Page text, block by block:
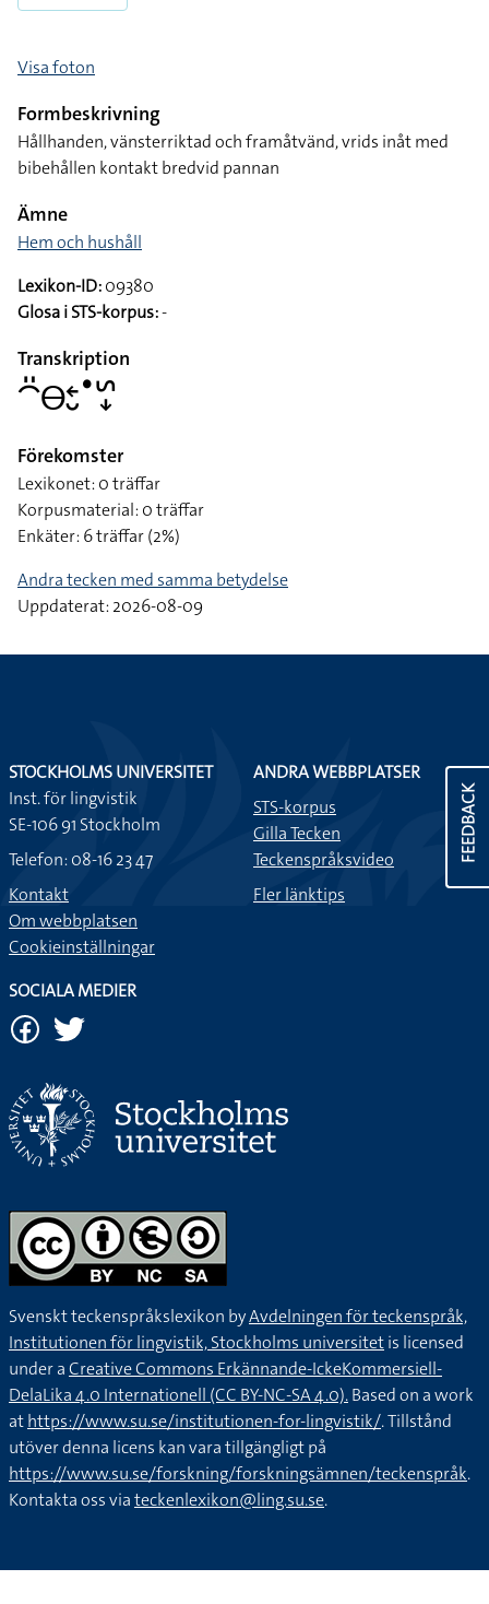
Visa foton
Formbeskrivning
Hållhanden, vänsterriktad och framåtvänd, vrids inåt med
bibehållen kontakt bredvid pannan
Ämne
Hem och hushåll
Lexikon-ID:09380
Glosa i STS-korpus:-
Transkription
􌤃􌤺􌤫􌥓􌤷􌤟􌥲􌦊
Förekomster
Lexikonet: 0 träffar
Korpusmaterial: 0 träffar
Enkäter: 6 träffar (2%)
Andra tecken med samma betydelse
Uppdaterat: 2026-08-09
FEEDBACK
STOCKHOLMS UNIVERSITET
Inst. för lingvistik
SE-106 91 Stockholm
Telefon: 08-16 23 47
Kontakt
Om webbplatsen
Cookieinställningar
ANDRA WEBBPLATSER
STS-korpus
Gilla Tecken
Teckenspråksvideo
Fler länktips
SOCIALA MEDIER
Svenskt teckenspråkslexikon byAvdelningen för teckenspråk,
Institutionen för lingvistik, Stockholms universitetis licensed
under aCreative Commons Erkännande-IckeKommersiell-
DelaLika 4.0 Internationell (CC BY-NC-SA 4.0).Based on a work
athttps://www.su.se/institutionen-for-lingvistik/. Tillstånd
utöver denna licens kan vara tillgängligt på
https://www.su.se/forskning/forskningsämnen/teckenspråk.
Kontakta oss viateckenlexikon@ling.su.se.